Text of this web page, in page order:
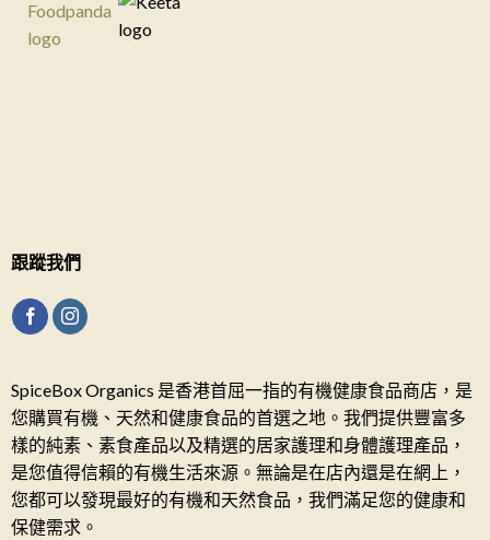
跟蹤我們
SpiceBox Organics 是香港首屈一指的有機健康食品商店，是
您購買有機、天然和健康食品的首選之地。我們提供豐富多
樣的純素、素食產品以及精選的居家護理和身體護理產品，
是您值得信賴的有機生活來源。無論是在店內還是在網上，
您都可以發現最好的有機和天然食品，我們滿足您的健康和
保健需求。